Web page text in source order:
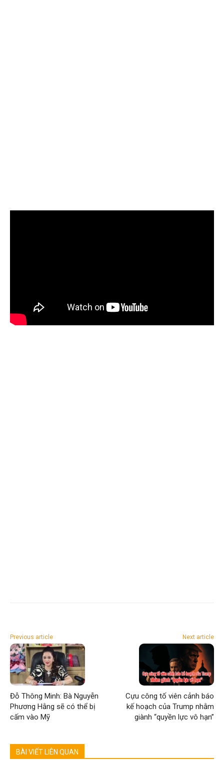
Previous article
Đỗ Thông Minh: Bà Nguyễn
Phương Hằng sẽ có thể bị
cấm vào Mỹ
Next article
Cựu công tố viên cảnh báo
kế hoạch của Trump nhằm
giành “quyền lực vô hạn”
BÀI VIẾT LIÊN QUAN